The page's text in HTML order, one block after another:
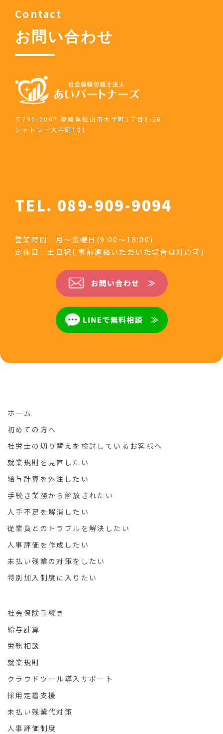
Contact
お問い合わせ
〒790-0067 愛媛県松山市大手町1丁目8-20
シャトレー大手町101
TEL. 089-909-9094
営業時間 : 月～金曜日(9:00～18:00)
定休日 : 土日祝( 事前連絡いただいた場合は対応可)
ホーム
初めての方へ
社労士の切り替えを検討しているお客様へ
就業規則を見直したい
給与計算を外注したい
手続き業務から解放されたい
人手不足を解消したい
従業員とのトラブルを解決したい
人事評価を作成したい
未払い残業の対策をしたい
特別加入制度に入りたい
社会保険手続き
給与計算
労務相談
就業規則
クラウドツール導入サポート
採用定着支援
未払い残業代対策
人事評価制度